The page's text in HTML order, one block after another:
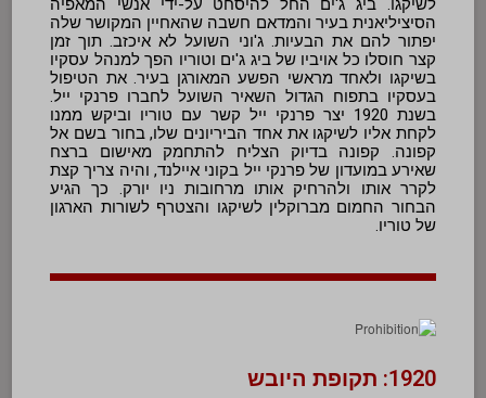
לשיקגו. ביג ג'ים החל להיסחט על-ידי אנשי המאפיה
הסיציליאנית בעיר והמדאם חשבה שהאחיין המקושר שלה
יפתור להם את הבעיות. ג'וני השועל לא איכזב. תוך זמן
קצר חוסלו כל אויביו של ביג ג'ים וטוריו הפך למנהל עסקיו
בשיקגו ולאחד מראשי הפשע המאורגן בעיר. את הטיפול
בעסקיו בתפוח הגדול השאיר השועל לחברו פרנקי ייל.
בשנת 1920 יצר פרנקי ייל קשר עם טוריו וביקש ממנו
לקחת אליו לשיקגו את אחד הביריונים שלו, בחור בשם אל
קפונה. קפונה בדיוק הצליח להתחמק מאישום ברצח
שאירע במועדון של פרנקי ייל בקוני איילנד, והיה צריך קצת
לקרר אותו ולהרחיק אותו מרחובות ניו יורק. כך הגיע
הבחור החמום מברוקלין לשיקגו והצטרף לשורות הארגון
של טוריו.
1920: תקופת היובש